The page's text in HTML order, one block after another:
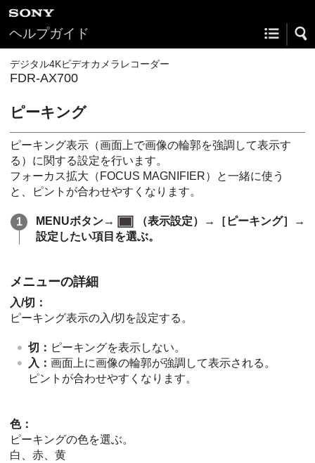
ヘルプガイド
デジタル4Kビデオカメラレコーダー
FDR-AX700
ピーキング
ピーキング表示（画面上で画像の輪郭を強調して表示す
る）に関する設定を行います。
フォーカス拡大（FOCUS MAGNIFIER）と一緒に使う
と、ピントが合わせやすくなります。
MENUボタン→
（表示設定）→［ピーキング］→
設定したい項目を選ぶ。
メニューの詳細
入/切：
ピーキング表示の入/切を設定する。
切： ピーキングを表示しない。
入： 画面上に画像の輪郭が強調して表示される。
ピントが合わせやすくなります。
色：
ピーキングの色を選ぶ。
白、赤、黄